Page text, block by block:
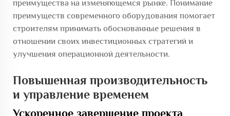
преимущества на изменяющемся рынке. Понимание
преимуществ современного оборудования помогает
строителям принимать обоснованные решения в
отношении своих инвестиционных стратегий и
улучшения операционной деятельности.
Повышенная производительность
и управление временем
Ускоренное завершение проекта